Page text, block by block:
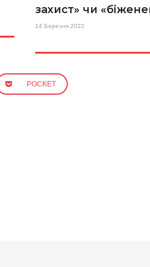
захист» чи
14 Березня 2022
POCKET